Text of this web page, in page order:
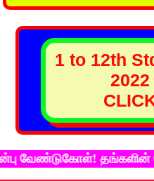
1 to 12th
2022
தங்களின் மேலான